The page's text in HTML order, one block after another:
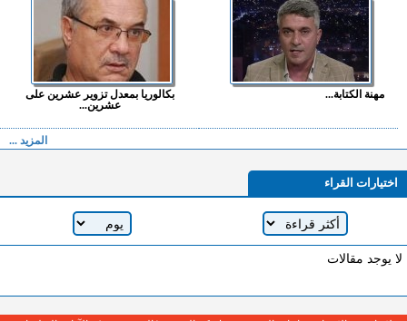
مهنة الكتابة...
بكالوريا بمعدل تزوير عشرين على
عشرين...
المزيد ...
اختيارات القراء
لا يوجد مقالات